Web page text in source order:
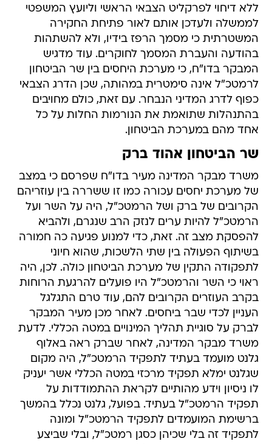
ללא דיחוי לפרקליט הצבאי הראשי וליועץ המשפטי
לממשלה ולעדכן אותם לאור פתיחת החקירה
המשטרתית כי מסמך הרפז בידיו, ולא להשתהות
בהודעה והעברת המסמך לחוקרים. עוד מדגיש
המבקר בדו"ח, כי מערכת היחסים בין שר הביטחון
לרמטכ"ל אינה סימטרית במהותה, שכן הדרג הצבאי
כפוף לדרג המדיני הנבחר. עם זאת, כולם מחויבים
בהתנהלות שתואמת את הנורמות החלות על כל
אחד מהם במערכת הביטחון.
שר הביטחון אהוד ברק
משרד מבקר המדינה מעיר בדו"ח שפרסם כי במצב
של מערכת יחסים עכורה כמו זו ששררה בין עוזריהם
הקרובים של ברק ושל הרמטכ"ל, היה על השר ועל
הרמטכ"ל להיות ערים לנזק הרב שנגרם, ולהביא
להפסקת מצב זה. זאת, כדי למנוע פגיעה כה חמורה
בשיתוף הפעולה בין שתי הלשכות, שהוא חיוני
לתפקודה התקין של מערכת הביטחון כולה. לכן, היה
ראוי כי השר והרמטכ"ל היו פועלים להרגעת הרוחות
בקרב העוזרים הקרובים להם, עוד טרם התגלגל
העניין לכדי שבר ביחסים. לאחר מכן מעיר המבקר
לברק על סוגיית תהליך המינויים במטה הכללי. לדעת
משרד מבקר המדינה, לאחר שברק ראה באלוף
גלנט מועמד בעתיד לתפקיד הרמטכ"ל, היה מקום
שגלנט ימלא תפקיד מרכזי במטה הכללי אשר יעניק
לו ניסיון וידע מהותיים לקראת ההתמודדות על
תפקיד הרמטכ"ל בעתיד. בפועל, גלנט נכלל בהמשך
ברשימת המועמדים לתפקיד הרמטכ"ל ומונה
לתפקיד זה בלי שכיהן כסגן רמטכ"ל, ובלי שביצע